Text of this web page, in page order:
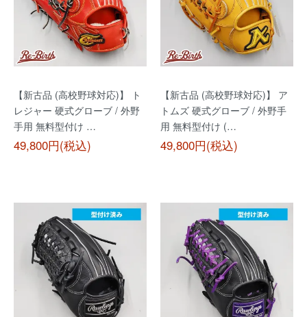
【新古品 (高校野球対応)】 ト
レジャー 硬式グローブ / 外野
手用 無料型付け …
49,800円(税込)
【新古品 (高校野球対応)】 ア
トムズ 硬式グローブ / 外野手
用 無料型付け (…
49,800円(税込)